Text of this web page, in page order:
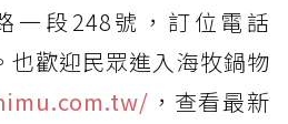
一段248號，訂位電話
也歡迎民眾進入海牧鍋物
，查看最新